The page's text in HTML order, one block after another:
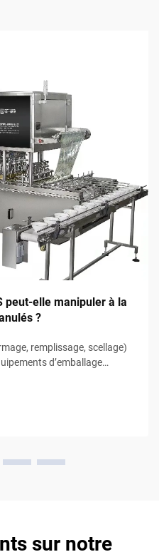
peut-elle manipuler à la
?
remplissage, scellage)
d’emballage
MACHINERY est un
FFS disposant de 25 ans
sur notre